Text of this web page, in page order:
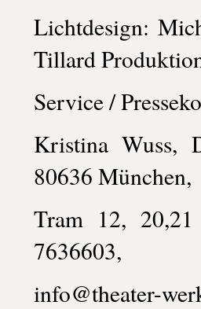
Lichtdesign:
Tillard
Service /
Kristina Wuss,
80636 München,
Tram 12,
7636603,
info@theater-